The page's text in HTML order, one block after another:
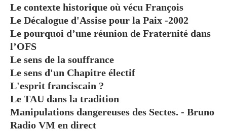
Le contexte historique où vécu François
Le Décalogue d'Assise pour la Paix -2002
Le pourquoi d’une réunion de Fraternité dans
l’OFS
Le sens de la souffrance
Le sens d'un Chapitre électif
L'esprit franciscain ?
Le TAU dans la tradition
Manipulations dangereuses des Sectes. - Bruno
Radio VM en direct